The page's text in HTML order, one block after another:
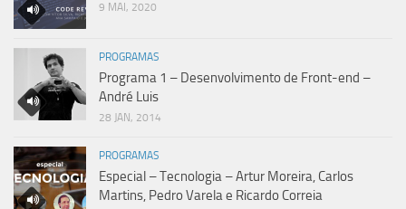
9 MAI, 2020
PROGRAMAS
Programa 1 – Desenvolvimento de Front-end –
André Luis
28 JAN, 2014
PROGRAMAS
Especial – Tecnologia – Artur Moreira, Carlos
Martins, Pedro Varela e Ricardo Correia